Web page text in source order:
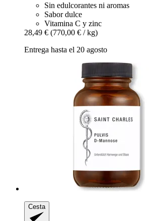
Sin edulcorantes ni aromas
Sabor dulce
Vitamina C y zinc
28,49 € (770,00 € / kg)
Entrega hasta el 20 agosto
Cesta